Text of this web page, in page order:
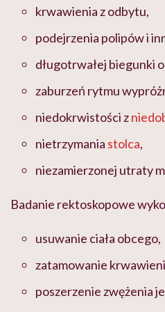
krwawienia z odbytu,
podejrzenia polipów i
długotrwałej biegunki
zaburzeń rytmu
niedokrwistości z
nietrzymania stolca,
niezamierzonej utraty
Badanie rektoskopowe
usuwanie ciała obcego,
zatamowanie
poszerzenie zwężenia